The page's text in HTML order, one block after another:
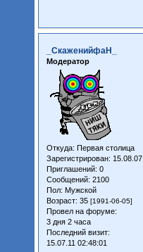
_СкаженийфаН_
Модератор
Откуда: Первая столица
Зарегистрирован: 15.08.07
Приглашений: 0
Сообщений: 2100
Пол: Мужской
Возраст: 35 [1991-06-05]
Провел на форуме:
3 дня 2 часа
Последний визит:
15.07.11 02:48:01